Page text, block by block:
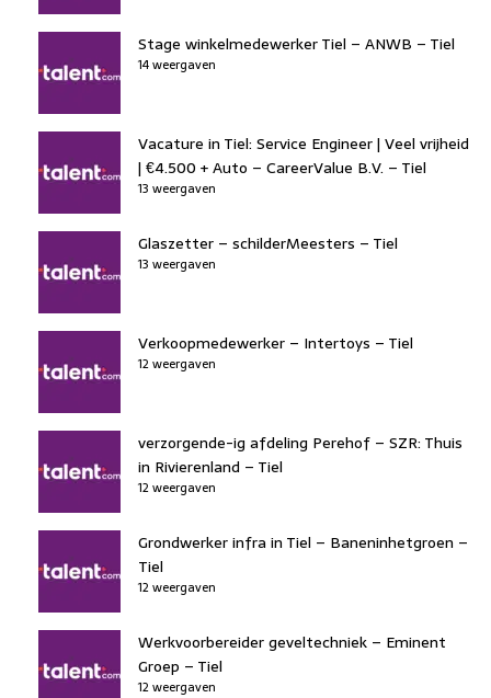
Stage winkelmedewerker Tiel – ANWB – Tiel
14 weergaven
Vacature in Tiel: Service Engineer | Veel vrijheid
| €4.500 + Auto – CareerValue B.V. – Tiel
13 weergaven
Glaszetter – schilderMeesters – Tiel
13 weergaven
Verkoopmedewerker – Intertoys – Tiel
12 weergaven
verzorgende-ig afdeling Perehof – SZR: Thuis
in Rivierenland – Tiel
12 weergaven
Grondwerker infra in Tiel – Baneninhetgroen –
Tiel
12 weergaven
Werkvoorbereider geveltechniek – Eminent
Groep – Tiel
12 weergaven